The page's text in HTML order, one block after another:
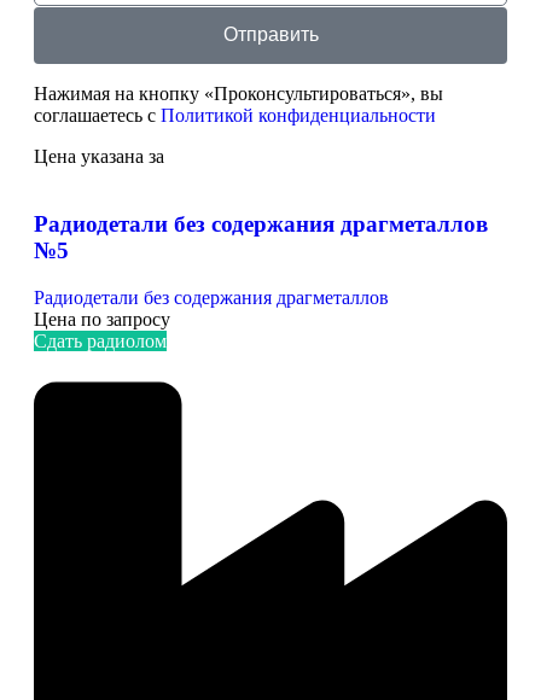
Отправить
Нажимая на кнопку «Проконсультироваться», вы
соглашаетесь с Политикой конфиденциальности
Цена указана за
Радиодетали без содержания драгметаллов
№5
Радиодетали без содержания драгметаллов
Цена по запросу
Сдать радиолом